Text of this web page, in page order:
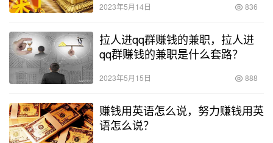
2023年5月14日 836
拉人进qq群赚钱的兼职，拉人进
qq群赚钱的兼职是什么套路？
2023年5月15日 888
赚钱用英语怎么说，努力赚钱用英
语怎么说？